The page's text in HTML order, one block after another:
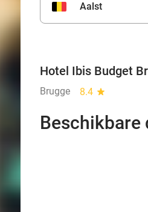
Aalst
Hotel Ibis Budget
Brugge 8.4 star
Beschikbare